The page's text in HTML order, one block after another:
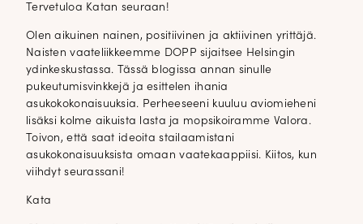
Tervetuloa Katan seuraan!
Olen aikuinen nainen, positiivinen ja aktiivinen yrittäjä.
Naisten vaateliikkeemme DOPP sijaitsee Helsingin
ydinkeskustassa. Tässä blogissa annan sinulle
pukeutumisvinkkejä ja esittelen ihania
asukokokonaisuuksia. Perheeseeni kuuluu aviomieheni
lisäksi kolme aikuista lasta ja mopsikoiramme Valora.
Toivon, että saat ideoita stailaamistani
asukokonaisuuksista omaan vaatekaappiisi. Kiitos, kun
viihdyt seurassani!
Kata